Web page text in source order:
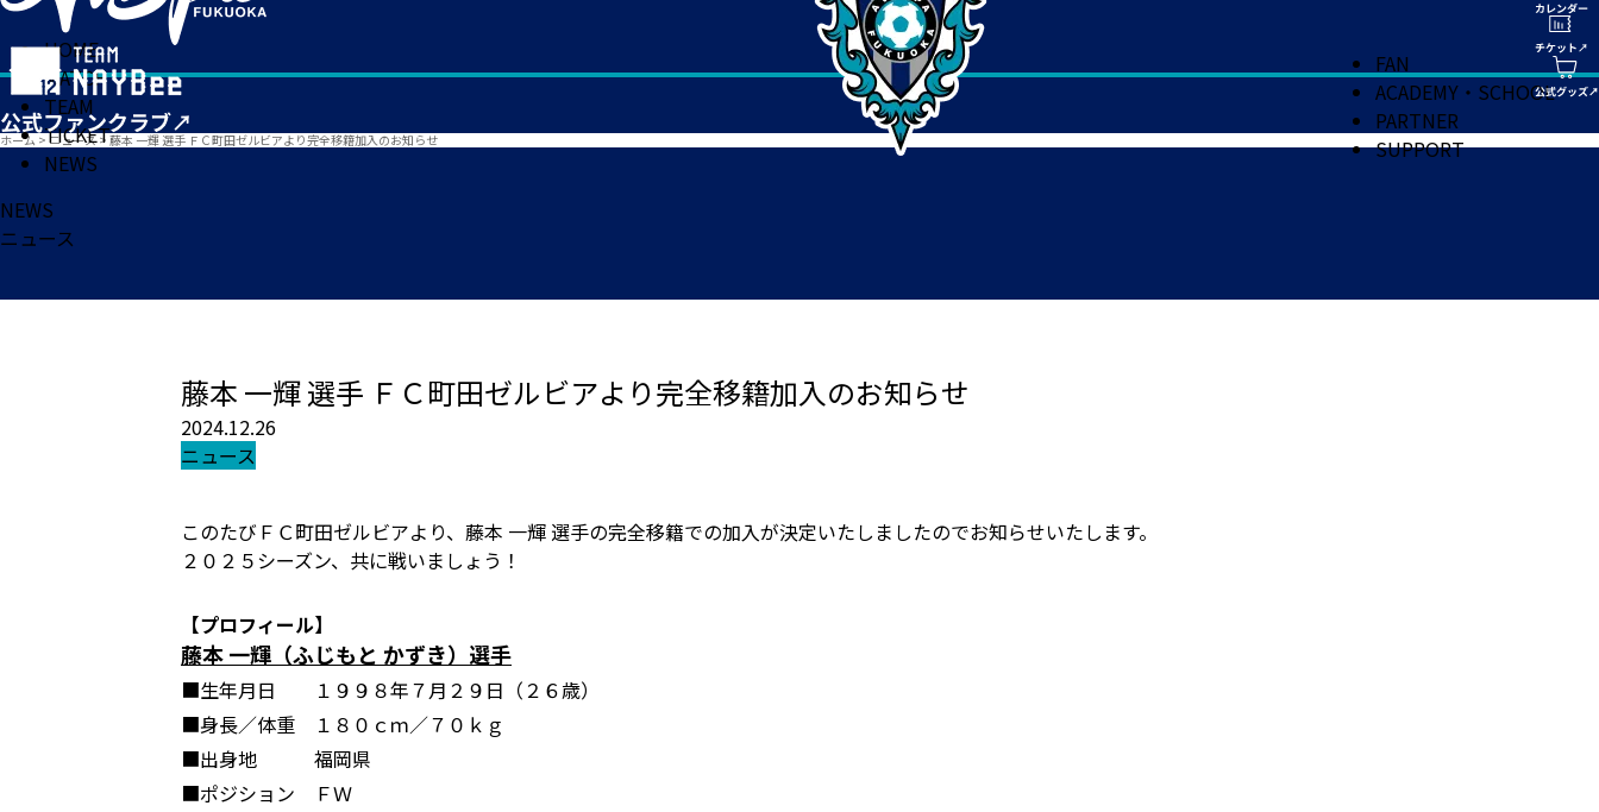
HOME
MATCH
TEAM
TICKET
NEWS
FAN
ACADEMY・SCHOOL
PARTNER
SUPPORT
ホーム > ニュース> 藤本 一輝 選手 ＦＣ町田ゼルビアより完全移籍加入のお知らせ
NEWS
ニュース
藤本 一輝 選手 ＦＣ町田ゼルビアより完全移籍加入のお知らせ
2024.12.26
ニュース
このたびＦＣ町田ゼルビアより、藤本 一輝 選手の完全移籍での加入が決定いたしましたのでお知らせいたします。
２０２５シーズン、共に戦いましょう！
【プロフィール】
藤本 一輝（ふじもと かずき）選手
■生年月日
１９９８年７月２９日（２６歳）
■身長／体重
１８０ｃｍ／７０ｋｇ
■出身地
福岡県
■ポジション
ＦＷ